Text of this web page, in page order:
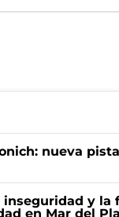
nueva
y la
en Mar del